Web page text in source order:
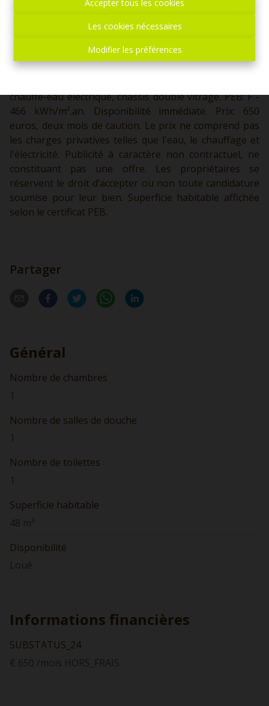
Accepter tous les cookies
Les cookies nécessaires
Modifier les préférences
chauffe-eau électrique, châssis double vitrage. PEB: F -
466 kWh/m².an. Disponibilité immédiate. Prix: 650
euros, deux mois de caution. Le prix ne comprend pas
les charges privatives telles que l'eau, le chauffage et
l'électricité. Publicité à caractère non contractuel, ne
constituant pas une offre. Les propriétaires se
réservent le droit d’accepter ou non toute candidature
soumise pour leur bien. Superficie habitable affichée
selon le certificat PEB.
Partager
Général
Nombre de chambres
1
Nombre de salles de douche
1
Nombre de toilettes
1
Superficie habitable
48 m²
Disponibilité
Loué
Informations financières
SUBSTATUS_24
€ 650 /mois HORS_FRAIS